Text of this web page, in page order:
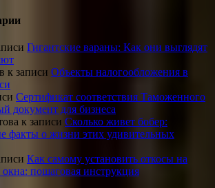
Гигантские вараны: Как они выглядят
к записи Объекты налогообложения в
Сертификат соответствия Таможенного
документ для бизнеса
к записи Сколько живет бобер:
факты о жизни этих удивительных
Как самому установить откосы на
пошаговая инструкция